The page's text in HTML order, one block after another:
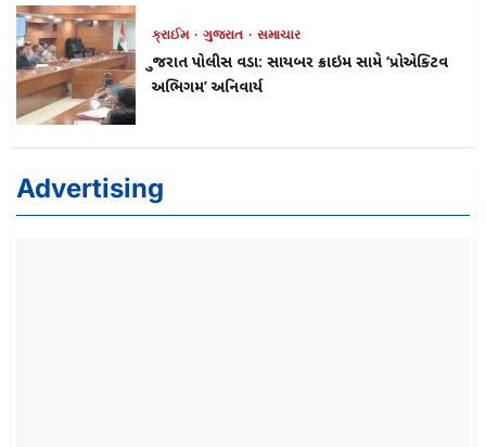
ક્રાઈમ ગુજરાત સમાચાર
ગુજરાત પોલીસ વડા: સાયબર ક્રાઇમ સામે ‘પ્રોએક્ટિવ
અભિગમ’ અનિવાર્ય
Advertising